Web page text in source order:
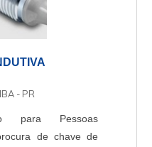
- PR
para Pessoas
de chave de